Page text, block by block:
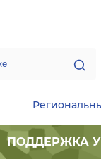
ПОДДЕРЖКА